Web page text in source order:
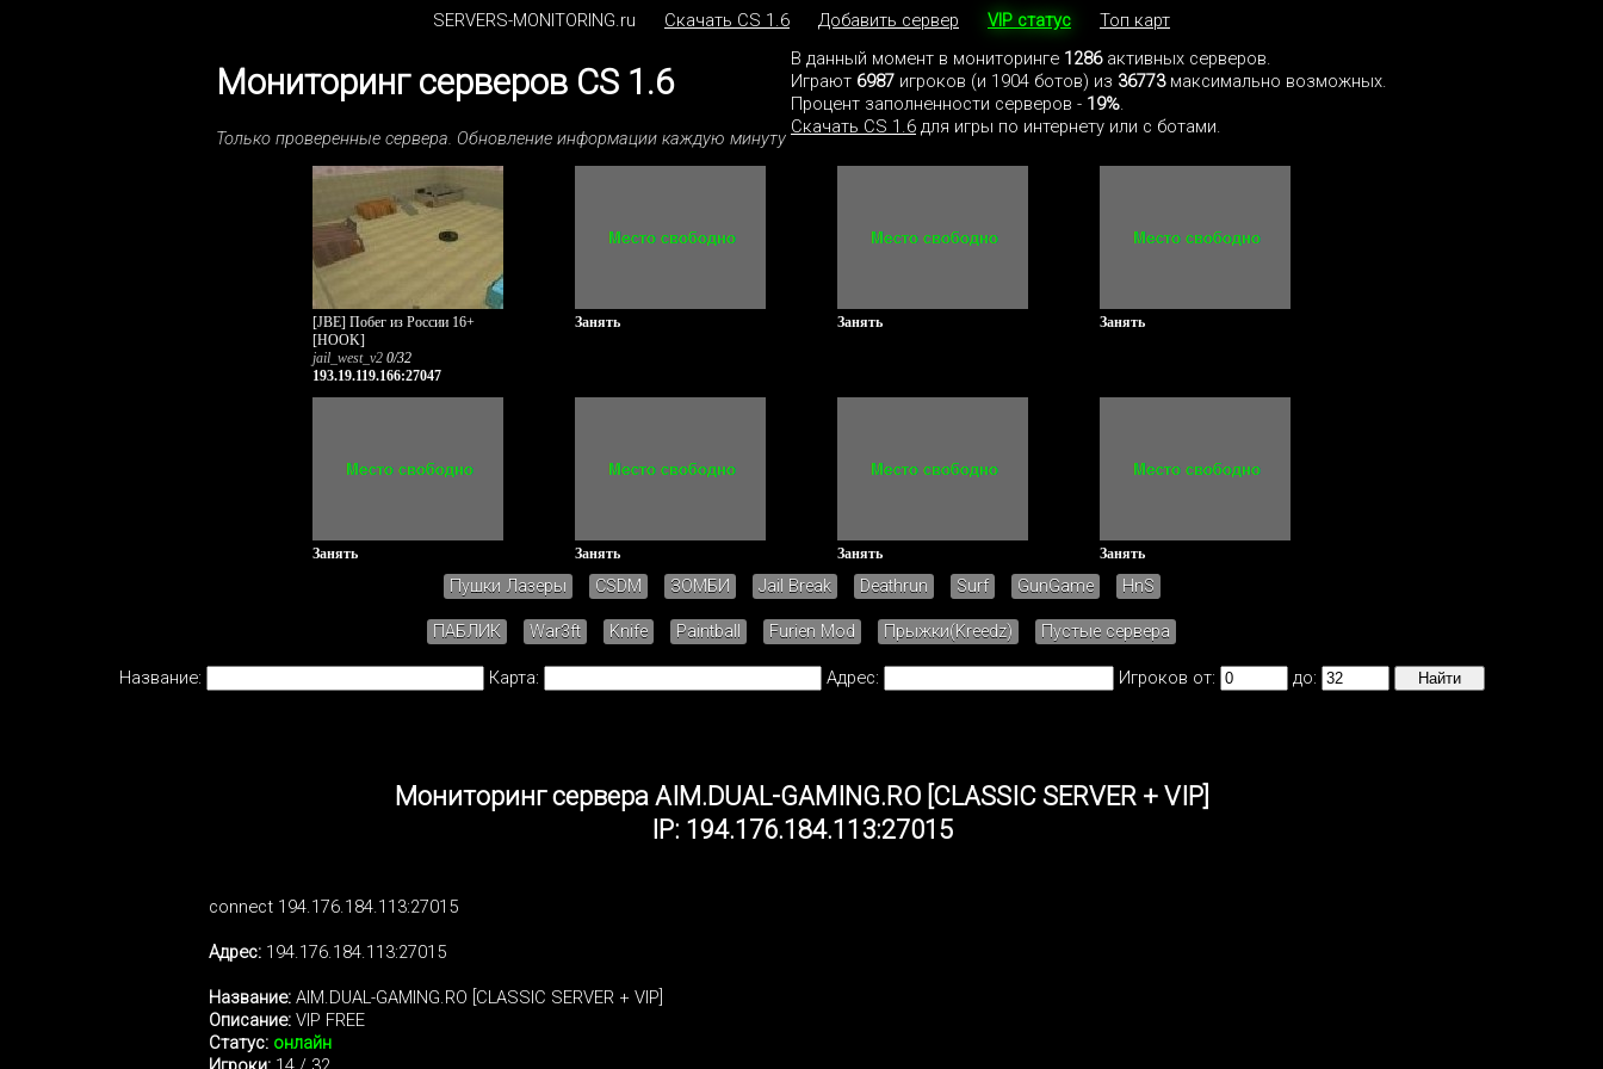
SERVERS-MONITORING.ru Скачать CS 1.6 Добавить сервер VIP статус Топ карт
Мониторинг серверов CS 1.6
Только проверенные сервера. Обновление информации каждую минуту
В данный момент в мониторинге 1286активных серверов.
Играют 6987 игроков (и 1904 ботов) из 36773максимально возможных.
Процент заполненности серверов - 19%.
Скачать CS 1.6 для игры по интернету или с ботами.
[JBE] Побег из России 16+
[HOOK]
jail_west_v2 0/32
193.19.119.166:27047
Занять Занять Занять
Занять Занять Занять Занять
Пушки Лазеры CSDM ЗОМБИ Jail Break Deathrun Surf GunGame HnS
ПАБЛИК War3ft Knife Paintball Furien Mod Прыжки(Kreedz) Пустые сервера
Название: Карта: Адрес: Игроков от: до:
Мониторинг сервера AIM.DUAL-GAMING.RO [CLASSIC SERVER + VIP]
IP: 194.176.184.113:27015
connect 194.176.184.113:27015
Адрес: 194.176.184.113:27015
Название: AIM.DUAL-GAMING.RO [CLASSIC SERVER + VIP]
Описание: VIP FREE
Статус: онлайн